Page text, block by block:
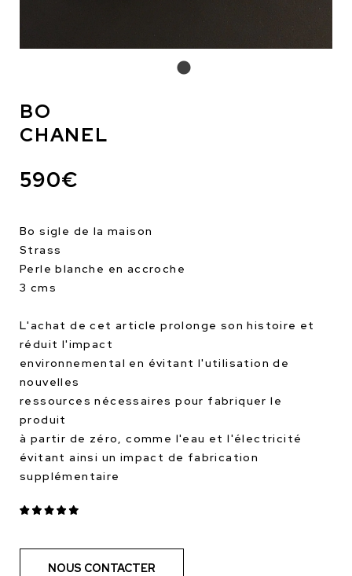
BO
CHANEL
590€
Bo sigle de la maison
Strass
Perle blanche en accroche
3 cms
L'achat de cet article prolonge son histoire et
réduit l'impact
environnemental en évitant l'utilisation de
nouvelles
ressources nécessaires pour fabriquer le
produit
à partir de zéro, comme l'eau et l'électricité
évitant ainsi un impact de fabrication
supplémentaire
NOUS CONTACTER